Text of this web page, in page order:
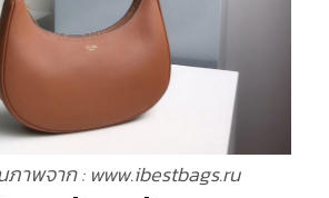
าพจาก : www.ibestbags.ru